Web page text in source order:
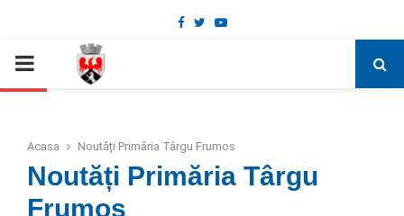
Deschide bara de unelte
Facebook
TwitterYoutube
PRIMARY
Acasa Noutăți Primăria Târgu Frumos
Noutăți Primăria Târgu
Frumos